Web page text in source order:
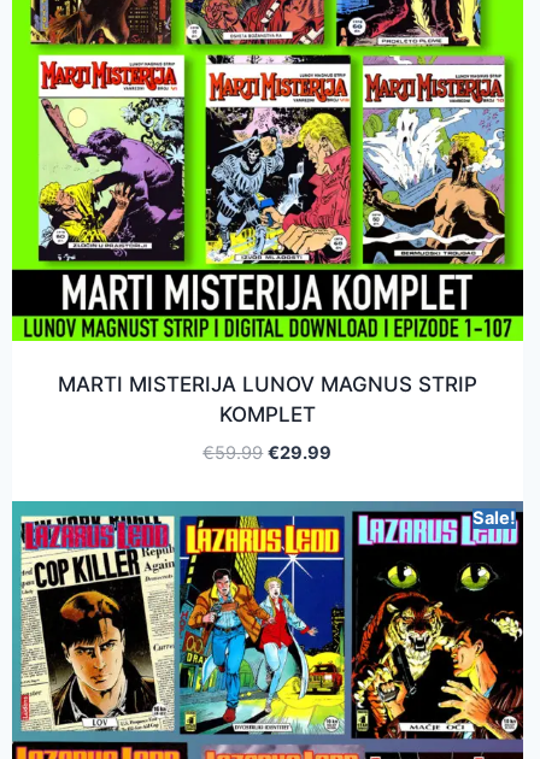
MARTI MISTERIJA LUNOV MAGNUS STRIP
KOMPLET
€59.99 €29.99
Sale!